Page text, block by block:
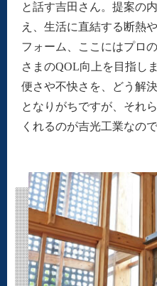
と話す吉田さん。提案の
え、生活に直結する断熱
フォーム、ここにはプロ
さまのQOL向上を目指し
便さや不快さを、どう解
となりがちですが、それ
くれるのが吉光工業なので